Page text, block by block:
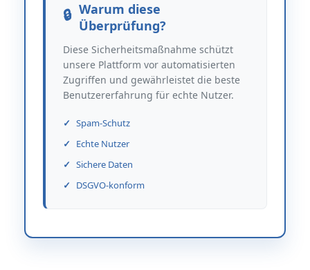
Warum diese
Überprüfung?
Diese Sicherheitsmaßnahme schützt
unsere Plattform vor automatisierten
Zugriffen und gewährleistet die beste
Benutzererfahrung für echte Nutzer.
Spam-Schutz
Echte Nutzer
Sichere Daten
DSGVO-konform